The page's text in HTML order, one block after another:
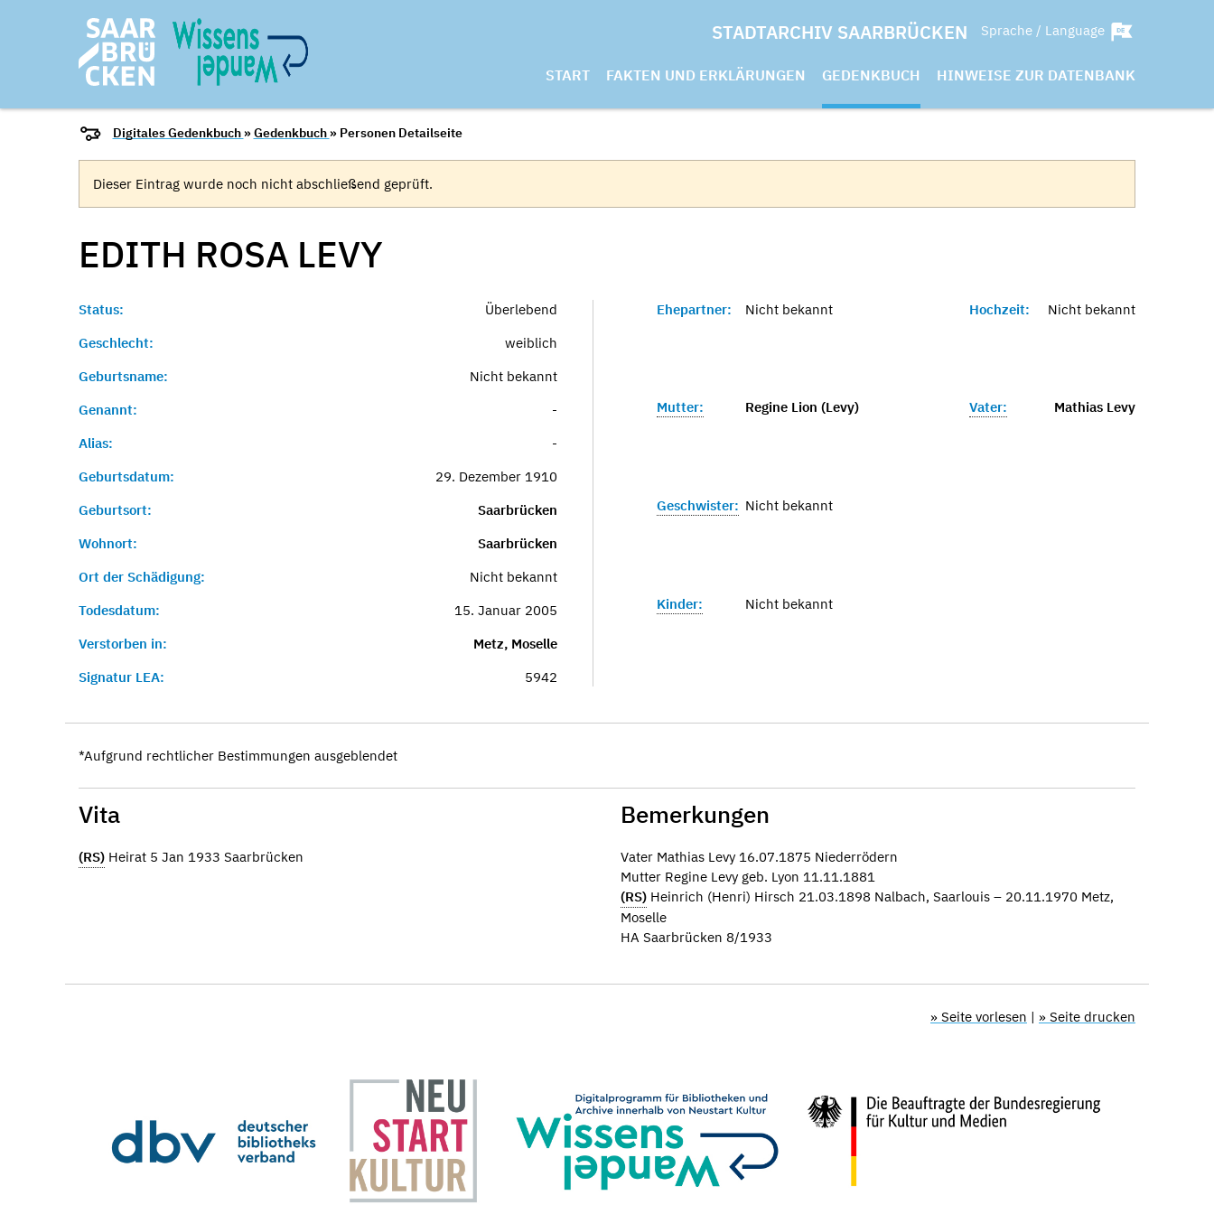
STADTARCHIV SAARBRÜCKEN Sprache / Language
START FAKTEN UND ERKLÄRUNGEN GEDENKBUCH HINWEISE ZUR DATENBANK
Digitales Gedenkbuch »Gedenkbuch » Personen Detailseite
Dieser Eintrag wurde noch nicht abschließend geprüft.
EDITH ROSA LEVY
Status:
Überlebend
Geschlecht:
weiblich
Geburtsname:
Nicht bekannt
Genannt:
-
Alias:
-
Geburtsdatum:
29. Dezember 1910
Geburtsort:
Saarbrücken
Wohnort:
Saarbrücken
Ort der Schädigung:
Nicht bekannt
Todesdatum:
15. Januar 2005
Verstorben in:
Metz, Moselle
Signatur LEA:
5942
Ehepartner: Nicht bekannt Hochzeit: Nicht bekannt
Mutter: Regine Lion (Levy) Vater: Mathias Levy
Geschwister: Nicht bekannt
Kinder: Nicht bekannt
*Aufgrund rechtlicher Bestimmungen ausgeblendet
Vita
(RS) Heirat 5 Jan 1933 Saarbrücken
Bemerkungen
Vater Mathias Levy 16.07.1875 Niederrödern
Mutter Regine Levy geb. Lyon 11.11.1881
(RS) Heinrich (Henri) Hirsch 21.03.1898 Nalbach, Saarlouis – 20.11.1970 Metz,
Moselle
HA Saarbrücken 8/1933
» Seite vorlesen | » Seite drucken